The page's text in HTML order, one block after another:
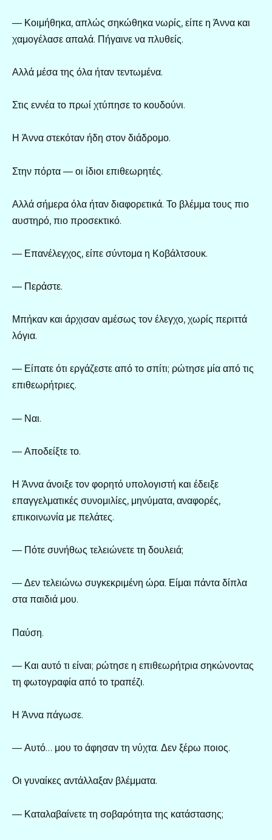
— Κοιμήθηκα, απλώς σηκώθηκα νωρίς, είπε η Άννα και
χαμογέλασε απαλά. Πήγαινε να πλυθείς.
Αλλά μέσα της όλα ήταν τεντωμένα.
Στις εννέα το πρωί χτύπησε το κουδούνι.
Η Άννα στεκόταν ήδη στον διάδρομο.
Στην πόρτα — οι ίδιοι επιθεωρητές.
Αλλά σήμερα όλα ήταν διαφορετικά. Το βλέμμα τους πιο
αυστηρό, πιο προσεκτικό.
— Επανέλεγχος, είπε σύντομα η Κοβάλτσουκ.
— Περάστε.
Μπήκαν και άρχισαν αμέσως τον έλεγχο, χωρίς περιττά
λόγια.
— Είπατε ότι εργάζεστε από το σπίτι; ρώτησε μία από τις
επιθεωρήτριες.
— Ναι.
— Αποδείξτε το.
Η Άννα άνοιξε τον φορητό υπολογιστή και έδειξε
επαγγελματικές συνομιλίες, μηνύματα, αναφορές,
επικοινωνία με πελάτες.
— Πότε συνήθως τελειώνετε τη δουλειά;
— Δεν τελειώνω συγκεκριμένη ώρα. Είμαι πάντα δίπλα
στα παιδιά μου.
Παύση.
— Και αυτό τι είναι; ρώτησε η επιθεωρήτρια σηκώνοντας
τη φωτογραφία από το τραπέζι.
Η Άννα πάγωσε.
— Αυτό… μου το άφησαν τη νύχτα. Δεν ξέρω ποιος.
Οι γυναίκες αντάλλαξαν βλέμματα.
— Καταλαβαίνετε τη σοβαρότητα της κατάστασης;